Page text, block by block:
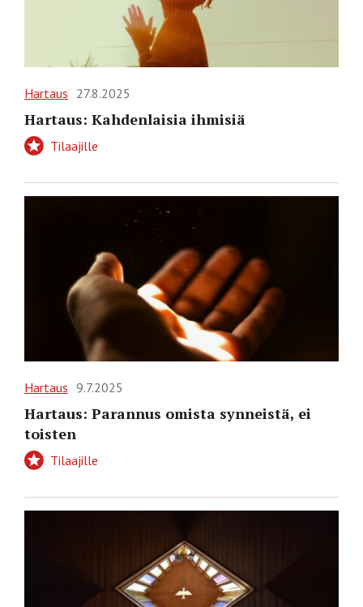
Hartaus 27.8.2025
Hartaus: Kahdenlaisia ihmisiä
Tilaajille
Hartaus 9.7.2025
Hartaus: Parannus omista synneistä, ei
toisten
Tilaajille